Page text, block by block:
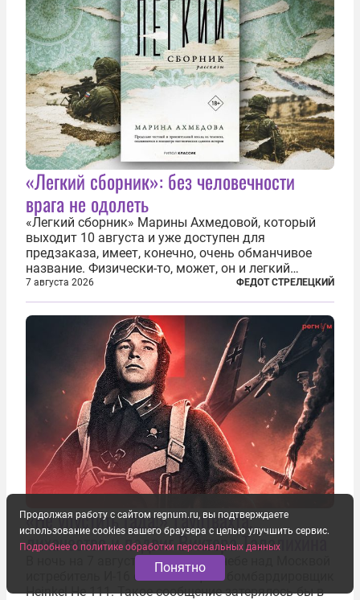
«Легкий сборник»: без человечности
врага не одолеть
«Легкий сборник» Марины Ахмедовой, который
выходит 10 августа и уже доступен для
предзаказа, имеет, конечно, очень обманчивое
название. Физически-то, может, он и легкий
относительно. Но метафизически —
безотносительно тяжелый. Десять рассказов,
каждый из которых напрямую или косвенно (в
основном —...
7 августа 2026 ФЕДОТ СТРЕЛЕЦКИЙ
«Не упустить гада!» Гауптвахта,
лихачество и подвиг Виктора Талалихина
В ночь на 7 августа 1941 года в небе над Москвой
истребитель И-16 сбил немецкий бомбардировщик
Heinkel He 111. Такое сообщение затерялось бы в
Продолжая работу с сайтом regnum.ru, вы подтверждаете
использование cookies вашего браузера с целью улучшить сервис.
Подробнее о политике обработки персональных данных
Понятно